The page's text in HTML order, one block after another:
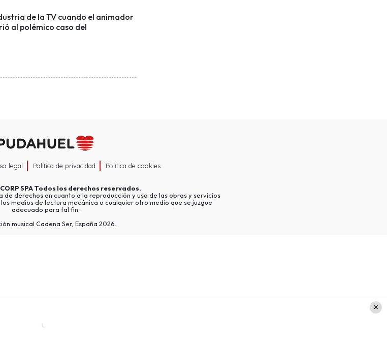
de la TV cuando el animador
al polémico caso del
legal Política de privacidad Política de cookies
SPATodos los derechos reservados.
de derechos en cuanto a la reproducción y uso de las obras y servicios
medios de lectura mecánica o cualquier otro medio que se juzgue
adecuado para tal fin.
musical Cadena Ser, España 2026.